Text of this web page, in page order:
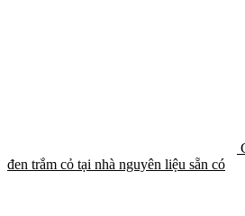
đen trắm cỏ tại nhà nguyên liệu sẵn có